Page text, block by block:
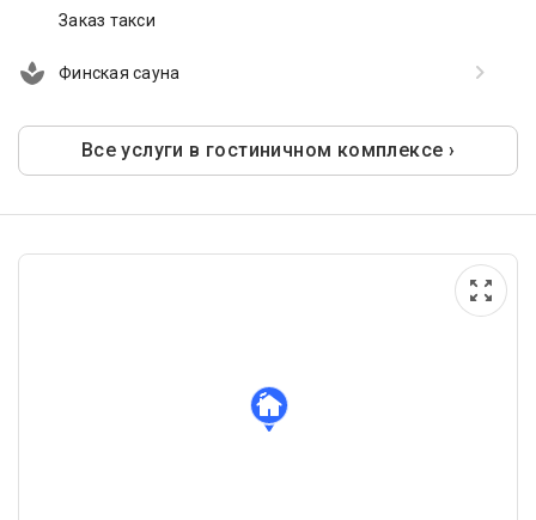
Заказ такси
Финская сауна
Все услуги в гостиничном комплексе ›